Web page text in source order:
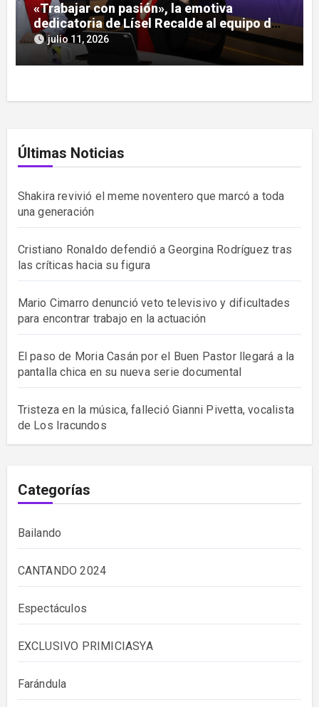
«Trabajar con pasión», la emotiva
dedicatoria de Lísel Recalde al equipo de
América Paraguay
julio 11, 2026
Últimas Noticias
Shakira revivió el meme noventero que marcó a toda
una generación
Cristiano Ronaldo defendió a Georgina Rodríguez tras
las críticas hacia su figura
Mario Cimarro denunció veto televisivo y dificultades
para encontrar trabajo en la actuación
El paso de Moria Casán por el Buen Pastor llegará a la
pantalla chica en su nueva serie documental
Tristeza en la música, falleció Gianni Pivetta, vocalista
de Los Iracundos
Categorías
Bailando
CANTANDO 2024
Espectáculos
EXCLUSIVO PRIMICIASYA
Farándula